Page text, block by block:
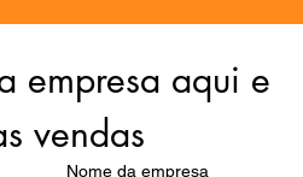
empresa aqui e
vendas
Nome da empresa